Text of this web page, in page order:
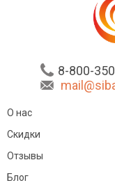
8-800-
О нас
Скидки
Отзывы
Блог